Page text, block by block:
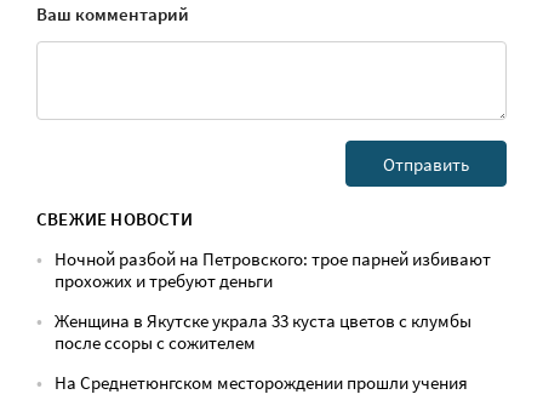
Ваш комментарий
СВЕЖИЕ НОВОСТИ
Ночной разбой на Петровского: трое парней избивают
прохожих и требуют деньги
Женщина в Якутске украла 33 куста цветов с клумбы
после ссоры с сожителем
На Среднетюнгском месторождении прошли учения